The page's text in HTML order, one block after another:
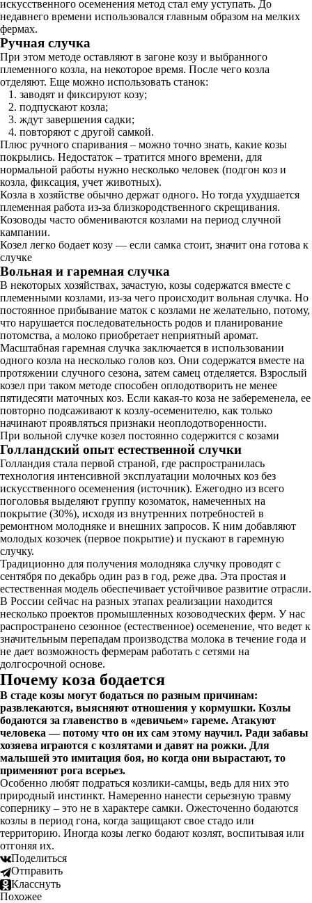
искусственного осеменения метод стал ему уступать. До
недавнего времени использовался главным образом на мелких
фермах.
Ручная случка
При этом методе оставляют в загоне козу и выбранного
племенного козла, на некоторое время. После чего козла
отделяют. Еще можно использовать станок:
заводят и фиксируют козу;
подпускают козла;
ждут завершения садки;
повторяют с другой самкой.
Плюс ручного спаривания – можно точно знать, какие козы
покрылись. Недостаток – тратится много времени, для
нормальной работы нужно несколько человек (подгон коз и
козла, фиксация, учет животных).
Козла в хозяйстве обычно держат одного. Но тогда ухудшается
племенная работа из-за близкородственного скрещивания.
Козоводы часто обмениваются козлами на период случной
кампании.
Козел легко бодает козу — если самка стоит, значит она готова к
случке
Вольная и гаремная случка
В некоторых хозяйствах, зачастую, козы содержатся вместе с
племенными козлами, из-за чего происходит вольная случка. Но
постоянное прибывание маток с козлами не желательно, потому,
что нарушается последовательность родов и планирование
потомства, а молоко приобретает неприятный аромат.
Масштабная гаремная случка заключается в использовании
одного козла на несколько голов коз. Они содержатся вместе на
протяжении случного сезона, затем самец отделяется. Взрослый
козел при таком методе способен оплодотворить не менее
пятидесяти маточных коз. Если какая-то коза не забеременела, ее
повторно подсаживают к козлу-осеменителю, как только
начинают проявляться признаки неоплодотворенности.
При вольной случке козел постоянно содержится с козами
Голландский опыт естественной случки
Голландия стала первой страной, где распространилась
технология интенсивной эксплуатации молочных коз без
искусственного осеменения (источник). Ежегодно из всего
поголовья выделяют группу козоматок, намеченных на
покрытие (30%), исходя из внутренних потребностей в
ремонтном молодняке и внешних запросов. К ним добавляют
молодых козочек (первое покрытие) и пускают в гаремную
случку.
Традиционно для получения молодняка случку проводят с
сентября по декабрь один раз в год, реже два. Эта простая и
естественная модель обеспечивает устойчивое развитие отрасли.
В России сейчас на разных этапах реализации находится
несколько проектов промышленных козоводческих ферм. У нас
распространено сезонное (естественное) осеменение, что ведет к
значительным перепадам производства молока в течение года и
не дает возможность фермерам работать с сетями на
долгосрочной основе.
Почему коза бодается
В стаде козы могут бодаться по разным причинам:
развлекаются, выясняют отношения у кормушки. Козлы
бодаются за главенство в «девичьем» гареме. Атакуют
человека — потому что он их сам этому научил. Ради забавы
хозяева играются с козлятами и давят на рожки. Для
малышей это имитация боя, но когда они вырастают, то
применяют рога всерьез.
Особенно любят подраться козлики-самцы, ведь для них это
природный инстинкт. Намеренно нанести серьезную травму
сопернику – это не в характере самки. Ожесточенно бодаются
козлы в период гона, когда защищают свое стадо или
территорию. Иногда козы легко бодают козлят, воспитывая или
отгоняя их.
Поделиться
Отправить
Класснуть
Похожее